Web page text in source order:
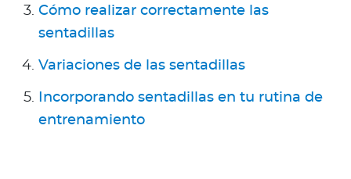
Red de Salud
Cómo realizar correctamente las
sentadillas
Variaciones de las sentadillas
Incorporando sentadillas en tu rutina de
entrenamiento